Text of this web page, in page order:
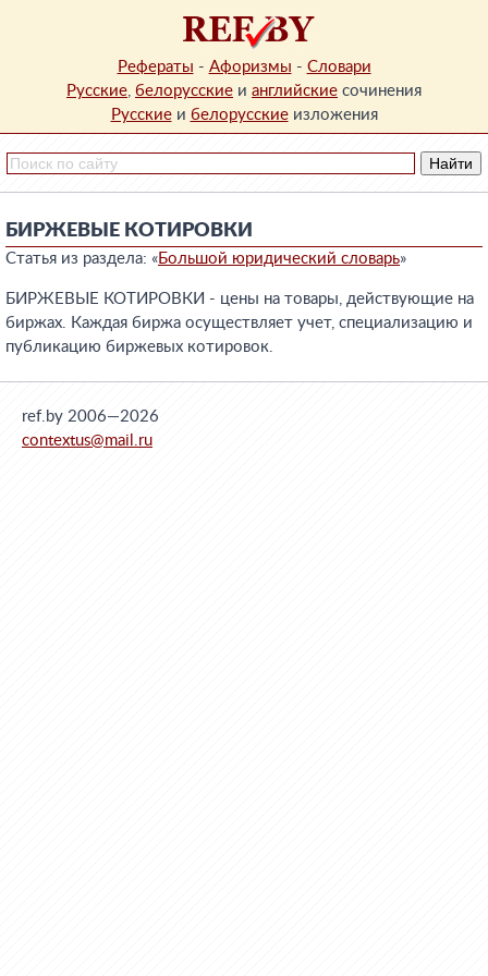
Рефераты - Афоризмы - Словари
Русские, белорусские и английские сочинения
Русскиеи белорусскиеизложения
БИРЖЕВЫЕ КОТИРОВКИ
Статья из раздела: «Большой юридический словарь»
БИРЖЕВЫЕ КОТИРОВКИ - цены на товары, действующие на
биржах. Каждая биржа осуществляет учет, специализацию и
публикацию биржевых котировок.
ref.by 2006—2026
contextus@mail.ru